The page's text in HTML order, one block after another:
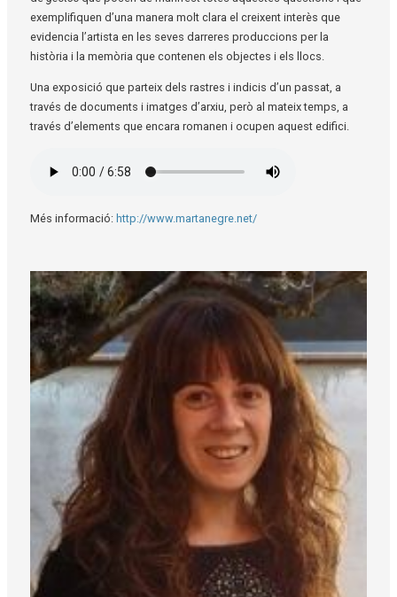
exemplifiquen d’una manera molt clara el creixent interès que
evidencia l’artista en les seves darreres produccions per la
història i la memòria que contenen els objectes i els llocs.
Una exposició que parteix dels rastres i indicis d’un passat, a
través de documents i imatges d’arxiu, però al mateix temps, a
través d’elements que encara romanen i ocupen aquest edifici.
Més informació: http://www.martanegre.net/